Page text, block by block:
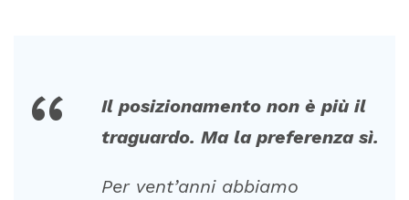
“ Il posizionamento non è più il
traguardo. Ma la preferenza sì.
Per vent’anni abbiamo